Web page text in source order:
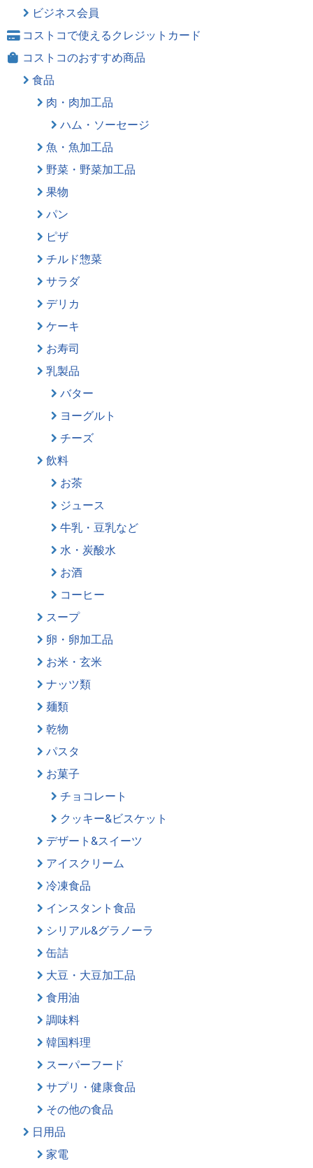
ビジネス会員
コストコで使えるクレジットカード
コストコのおすすめ商品
食品
肉・肉加工品
ハム・ソーセージ
魚・魚加工品
野菜・野菜加工品
果物
パン
ピザ
チルド惣菜
サラダ
デリカ
ケーキ
お寿司
乳製品
バター
ヨーグルト
チーズ
飲料
お茶
ジュース
牛乳・豆乳など
水・炭酸水
お酒
コーヒー
スープ
卵・卵加工品
お米・玄米
ナッツ類
麺類
乾物
パスタ
お菓子
チョコレート
クッキー&ビスケット
デザート&スイーツ
アイスクリーム
冷凍食品
インスタント食品
シリアル&グラノーラ
缶詰
大豆・大豆加工品
食用油
調味料
韓国料理
スーパーフード
サプリ・健康食品
その他の食品
日用品
家電